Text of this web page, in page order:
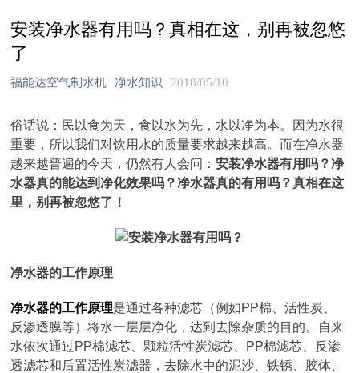
安装净水器有用吗？真相在这，别再被忽悠
了
福能达空气制水机 净水知识 2018/05/10
俗话说：民以食为天，食以水为先，水以净为本。因为水很
重要，所以我们对饮用水的质量要求越来越高。而在净水器
越来越普遍的今天，仍然有人会问：安装净水器有用吗？净
水器真的能达到净化效果吗？净水器真的有用吗？真相在这
里，别再被忽悠了！
净水器的工作原理
净水器的工作原理是通过各种滤芯（例如PP棉、活性炭、
反渗透膜等）将水一层层净化，达到去除杂质的目的。自来
水依次通过PP棉滤芯、颗粒活性炭滤芯、PP棉滤芯、反渗
透滤芯和后置活性炭滤器，去除水中的泥沙、铁锈、胶体、